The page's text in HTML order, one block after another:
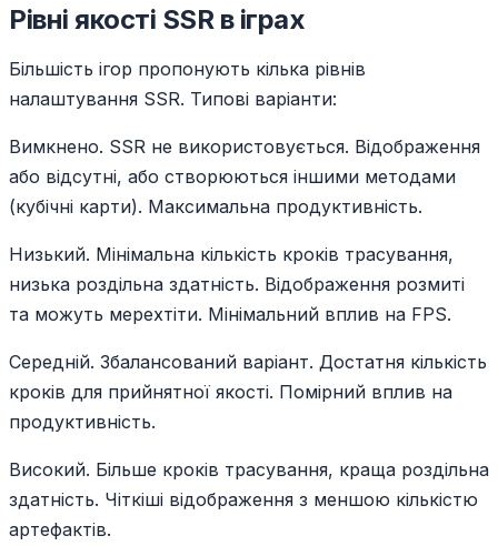
Рівні якості SSR в іграх
Більшість ігор пропонують кілька рівнів
налаштування SSR. Типові варіанти:
Вимкнено. SSR не використовується. Відображення
або відсутні, або створюються іншими методами
(кубічні карти). Максимальна продуктивність.
Низький. Мінімальна кількість кроків трасування,
низька роздільна здатність. Відображення розмиті
та можуть мерехтіти. Мінімальний вплив на FPS.
Середній. Збалансований варіант. Достатня кількість
кроків для прийнятної якості. Помірний вплив на
продуктивність.
Високий. Більше кроків трасування, краща роздільна
здатність. Чіткіші відображення з меншою кількістю
артефактів.